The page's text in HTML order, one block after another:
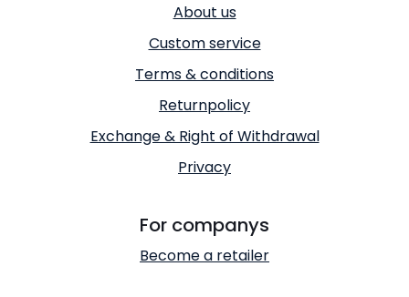
About us
Custom service
Terms & conditions
Returnpolicy
Exchange & Right of Withdrawal
Privacy
For companys
Become a retailer